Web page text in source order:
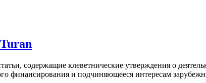
содержащие клеветнические утверждения о
финансирования и подчиняющееся интересам